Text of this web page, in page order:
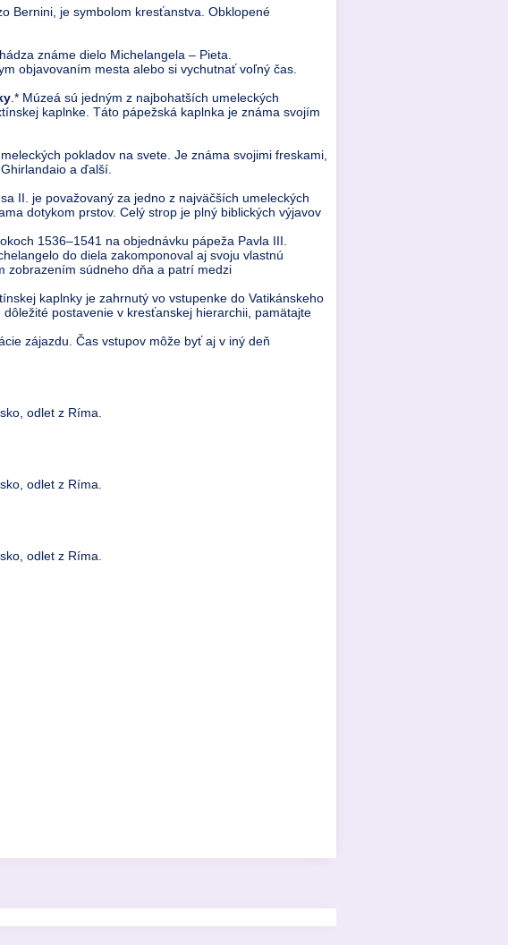
Bernini, je symbolom kresťanstva. Obklopené
známe dielo Michelangela – Pieta.
objavovaním mesta alebo si vychutnať voľný čas.
.* Múzeá sú jedným z najbohatších umeleckých
kaplnke. Táto pápežská kaplnka je známa svojím
pokladov na svete. Je známa svojimi freskami,
a ďalší.
II. je považovaný za jedno z najväčších umeleckých
dotykom prstov. Celý strop je plný biblických výjavov
1536–1541 na objednávku pápeža Pavla III.
do diela zakomponoval aj svoju vlastnú
zobrazením súdneho dňa a patrí medzi
kaplnky je zahrnutý vo vstupenke do Vatikánskeho
postavenie v kresťanskej hierarchii, pamätajte
zájazdu. Čas vstupov môže byť aj v iný deň
odlet z Ríma.
odlet z Ríma.
odlet z Ríma.